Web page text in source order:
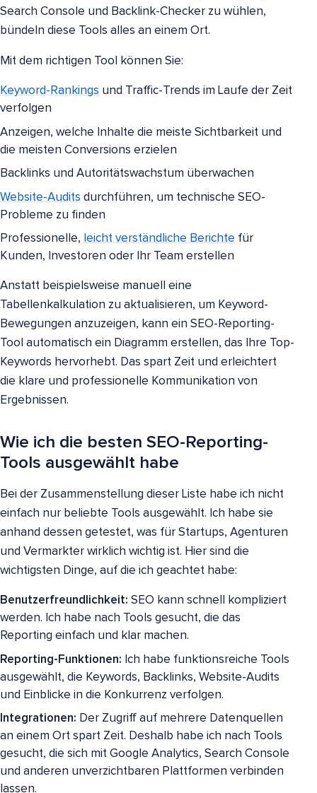
Search Console und Backlink-Checker zu wühlen,
bündeln diese Tools alles an einem Ort.
Mit dem richtigen Tool können Sie:
Keyword-Rankings und Traffic-Trends im Laufe der Zeit
verfolgen
Anzeigen, welche Inhalte die meiste Sichtbarkeit und
die meisten Conversions erzielen
Backlinks und Autoritätswachstum überwachen
Website-Audits durchführen, um technische SEO-
Probleme zu finden
Professionelle, leicht verständliche Berichte für
Kunden, Investoren oder Ihr Team erstellen
Anstatt beispielsweise manuell eine
Tabellenkalkulation zu aktualisieren, um Keyword-
Bewegungen anzuzeigen, kann ein SEO-Reporting-
Tool automatisch ein Diagramm erstellen, das Ihre Top-
Keywords hervorhebt. Das spart Zeit und erleichtert
die klare und professionelle Kommunikation von
Ergebnissen.
Wie ich die besten SEO-Reporting-
Tools ausgewählt habe
Bei der Zusammenstellung dieser Liste habe ich nicht
einfach nur beliebte Tools ausgewählt. Ich habe sie
anhand dessen getestet, was für Startups, Agenturen
und Vermarkter wirklich wichtig ist. Hier sind die
wichtigsten Dinge, auf die ich geachtet habe:
Benutzerfreundlichkeit: SEO kann schnell kompliziert
werden. Ich habe nach Tools gesucht, die das
Reporting einfach und klar machen.
Reporting-Funktionen: Ich habe funktionsreiche Tools
ausgewählt, die Keywords, Backlinks, Website-Audits
und Einblicke in die Konkurrenz verfolgen.
Integrationen: Der Zugriff auf mehrere Datenquellen
an einem Ort spart Zeit. Deshalb habe ich nach Tools
gesucht, die sich mit Google Analytics, Search Console
und anderen unverzichtbaren Plattformen verbinden
lassen.